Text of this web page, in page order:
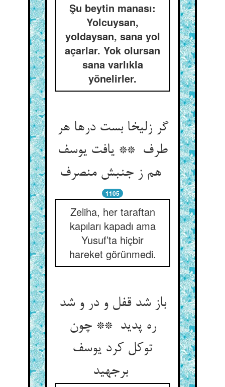
Şu beytin manası:
Yolcuysan,
yoldaysan, sana yol
açarlar. Yok olursan
sana varlıkla
yönelirler.
گر زلیخا بست درها هر
طرف ** یافت یوسف
1105
Zeliha, her taraftan
kapıları kapadı ama
Yusuf’ta hiçbir
hareket görünmedi.
باز شد قفل و در و شد
ره پدید ** چون
توکل کرد یوسف
برجهید